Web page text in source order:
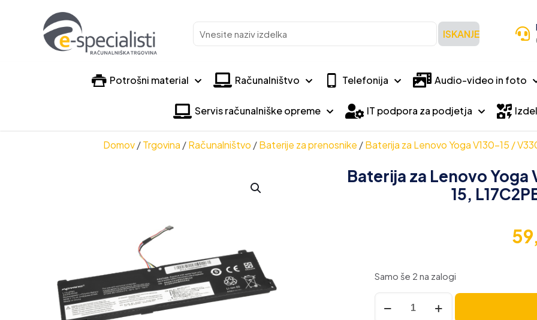
Vnesite
naziv
ISKANJE
Potrošni material Računalništvo Telefonija Audio-video in foto
Servis računalniške opreme IT podpora za podjetja
Domov / Trgovina / Računalništvo / Baterije za prenosnike / Baterija za Lenovo Yoga V130-15 /
Baterija za Lenovo
15,
Samo še 2 na zalogi
Baterija
za